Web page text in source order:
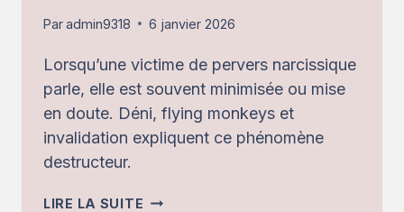
Paradmin9318 6 janvier 2026
Lorsqu’une victime de pervers narcissique
parle, elle est souvent minimisée ou mise
en doute. Déni, flying monkeys et
invalidation expliquent ce phénomène
destructeur.
LIRE LA SUITE POURQUOI